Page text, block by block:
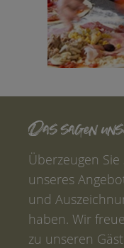
Das sagen
Überzeugen
unseres
und
haben. Wir
zu unseren